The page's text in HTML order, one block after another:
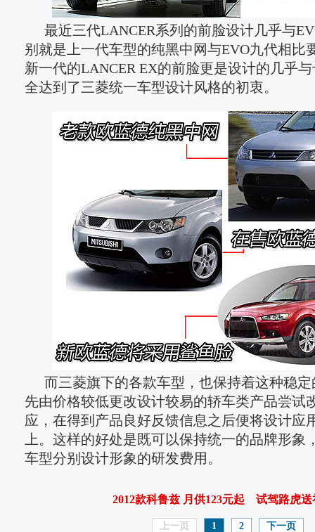
最近三代LANCER系列的前脸设计几乎与
别就是上一代车型的纯黑中网与EVO九代相比
新一代的LANCER EX的前脸更是设计的几乎
全达到了三菱统一车型设计风格的初衷。
而三菱旗下的各款车型，也保持着这种稳
先由价格较低更改设计较易的轿车类产品尝试
应，在得到产品良好反馈信息之后便将设计应
上。这样的好处是既可以保持统一的品牌形象
车型分别设计形象的研发费用。
2012款科鲁兹 月供123元起 试驾路虎送
上一页 1 2 下一页